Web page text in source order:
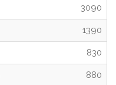
3090
1390
830
880